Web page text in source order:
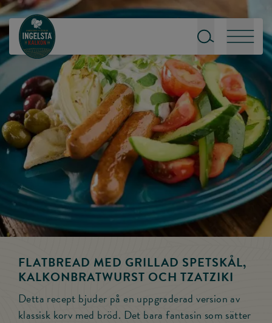
Till startsidan
Sök
Meny
FLATBREAD MED GRILLAD SPETSKÅL,
KALKONBRATWURST OCH TZATZIKI
Detta recept bjuder på en uppgraderad version av
klassisk korv med bröd. Det bara fantasin som sätter